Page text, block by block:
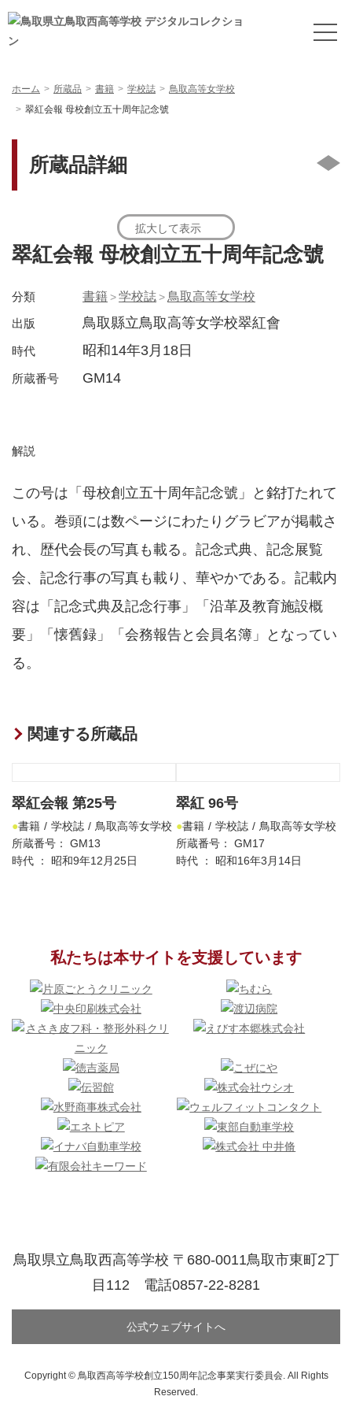
ホーム 所蔵品 書籍 学校誌
鳥取高等女学校
翠紅会報 母校創立五十周年記念號
所蔵品詳細
拡大して表示
翠紅会報 母校創立五十周年記念號
分類 書籍 学校誌
鳥取高等女学校
出版
鳥取縣立鳥取高等女学校翠紅會
時代 昭和14年3月18日
所蔵番号 GM14
解説
この号は「母校創立五十周年記念號」と銘打たれて
いる。巻頭には数ページにわたりグラビアが掲載さ
れ、歴代会長の写真も載る。記念式典、記念展覧
会、記念行事の写真も載り、華やかである。記載内
容は「記念式典及記念行事」「沿革及教育施設概
要」「懐舊録」「会務報告と会員名簿」となってい
る。
関連する所蔵品
翠紅会報 第25号
書籍 学校誌
鳥取高等女学校
所蔵番号： GM13
時代 ： 昭和9年12月25日
翠紅 96号
書籍 学校誌
鳥取高等女学校
所蔵番号： GM17
時代 ： 昭和16年3月14日
私たちは本サイトを支援しています
鳥取県立鳥取西高等学校 〒680-0011鳥取市東町2丁
目112 電話0857-22-8281
公式ウェブサイトへ
Copyright © 鳥取西高等学校創立150周年記念事業実行委員会. All Rights
Reserved.